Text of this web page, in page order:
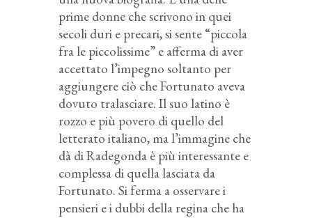
prime donne che scrivono in quei
secoli duri e precari, si sente “piccola
fra le piccolissime” e afferma di aver
accettato l’impegno soltanto per
aggiungere ciò che Fortunato aveva
dovuto tralasciare. Il suo latino è
rozzo e più povero di quello del
letterato italiano, ma l’immagine che
dà di Radegonda è più interessante e
complessa di quella lasciata da
Fortunato. Si ferma a osservare i
pensieri e i dubbi della regina che ha